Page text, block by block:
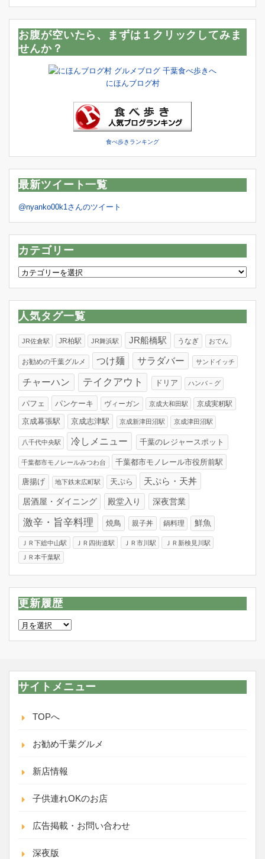
お腹が空いたら、まずは１クリックしてみま
せんか？
にほんブログ村
食べ歩きランキング
最新ツイート一覧
@nyanko00k1さんのツイート
カテゴリー
カ
リ
ー
人気タグ一覧
JR佐倉駅 JR柏駅 JR舞浜駅 JR船橋駅 うなぎ おでん
お勧めの千葉グルメ つけ麺 サラダバー サンドイッチ
チャーハン テイクアウト ドリア ハンバ－グ
パフェ パンケーキ ヴィーガン 京成大和田駅 京成実籾駅
京成幕張駅 京成志津駅 京成新津田沼駅 京成津田沼駅
八千代中央駅 冷しメニュー 千葉のレジャースポット
千葉都市モノレールみつわ台 千葉都市モノレール市役所前駅
唐揚げ 地下鉄末広町駅 天ぷら 天ぷら・天丼
居酒屋・ダイニング 殿堂入り 深夜営業
激辛・旨辛料理 焼鳥 親子丼 鍋料理 鮮魚
ＪＲ下総中山駅 ＪＲ四街道駅 ＪＲ市川駅 ＪＲ新検見川駅
ＪＲ本千葉駅
更新履歴
更
サイトメニュー
TOPへ
お勧め千葉グルメ
新店情報
子供連れOKのお店
広告掲載・お問い合わせ
深夜版